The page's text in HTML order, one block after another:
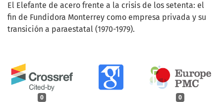
0 0
El Elefante de acero frente a la crisis de los setenta: el
fin de Fundidora Monterrey como empresa privada y su
transición a paraestatal (1970-1979).